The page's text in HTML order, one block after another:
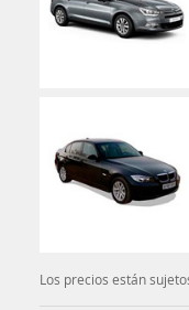
Los precios están